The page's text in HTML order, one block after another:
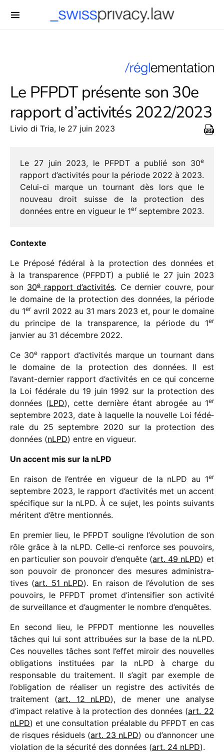
Le PFPDT présente son 30e
rapport d’activités 2022/​2023
Livio di Tria, le 27 juin 2023
Le 27 juin 2023, le PFPDT a publié son 30e
rapport d’activités pour la période 2022 à 2023.
Celui-ci marque un tour­nant dès lors que le
nouveau droit suisse de la protec­tion des
données entre en vigueur le 1erseptembre 2023.
Contexte
Le Préposé fédé­ral à la protec­tion des données et
à la trans­pa­rence (PFPDT) a publié le 27 juin 2023
son 30e rapport d’activités. Ce dernier couvre, pour
le domaine de la protec­tion des données, la période
du 1eravril 2022 au 31 mars 2023 et, pour le domaine
du prin­cipe de la trans­pa­rence, la période du 1er
janvier au 31 décembre 2022.
Ce 30e rapport d’activités marque un tour­nant dans
le domaine de la protec­tion des données. Il est
l’avant-dernier rapport d’activités en ce qui concerne
la Loi fédé­rale du 19 juin 1992 sur la protec­tion des
données (LPD), cette dernière étant abro­gée au 1er
septembre 2023, date à laquelle la nouvelle Loi fédé­
rale du 25 septembre 2020 sur la protec­tion des
données (nLPD) entre en vigueur.
Un accent mis sur la nLPD
En raison de l’entrée en vigueur de la nLPD au 1er
septembre 2023, le rapport d’activités met un accent
spéci­fique sur la nLPD. À ce sujet, les points suivants
méritent d’être mentionnés.
En premier lieu, le PFPDT souligne l’évolution de son
rôle grâce à la nLPD. Celle-ci renforce ses pouvoirs,
en parti­cu­lier son pouvoir d’enquête (art. 49 nLPD) et
son pouvoir de pronon­cer des mesures admi­nis­tra­
tives (art. 51 nLPD). En raison de l’évolution de ses
pouvoirs, le PFPDT promet d’intensifier son acti­vité
de surveillance et d’augmenter le nombre d’enquêtes.
En second lieu, le PFPDT mentionne les nouvelles
tâches qui lui sont attri­buées sur la base de la nLPD.
Ces nouvelles tâches sont l’effet miroir des nouvelles
obli­ga­tions insti­tuées par la nLPD à charge du
respon­sable du trai­te­ment. Il s’agit par exemple de
l’obligation de réali­ser un registre des acti­vi­tés de
trai­te­ment (art. 12 nLPD), de mener une analyse
d’impact rela­tive à la protec­tion des données (art. 22
nLPD) et une consul­ta­tion préa­lable du PFPDT en cas
de risques rési­duels (art. 23 nLPD) ou d’annoncer une
viola­tion de la sécu­rité des données (art. 24 nLPD).